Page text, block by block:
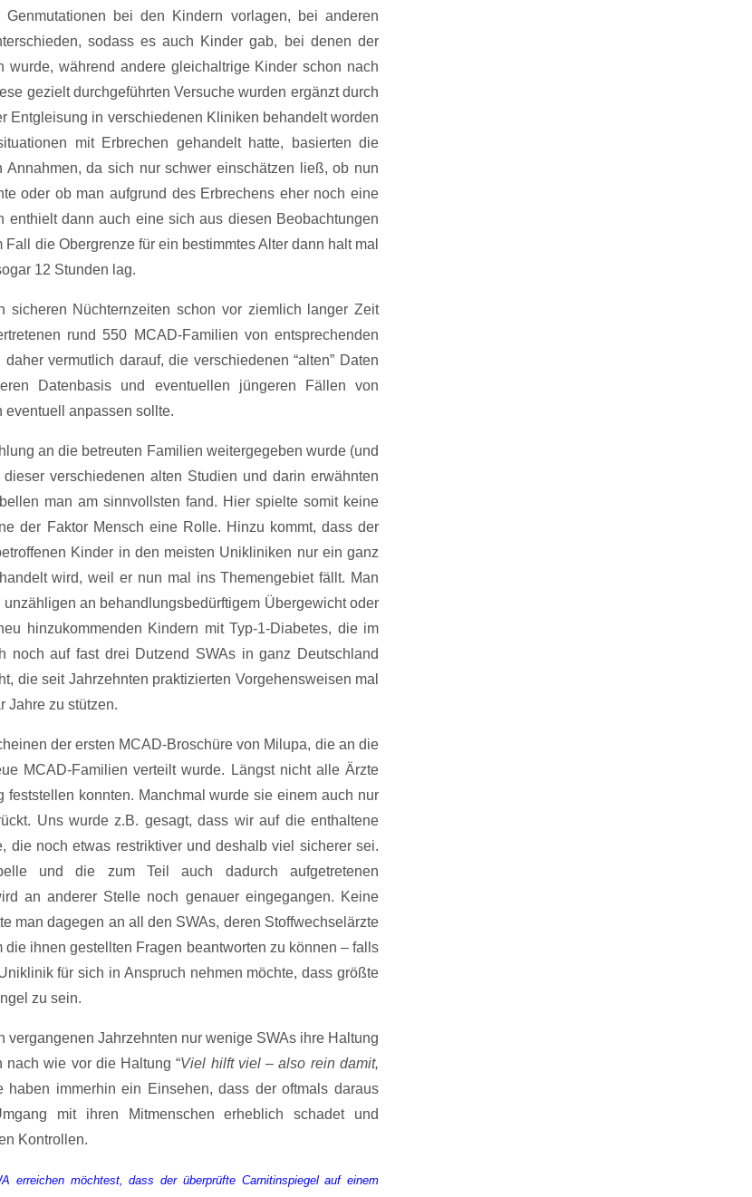
bei den Kindern vorlagen, bei anderen
sodass es auch Kinder gab, bei denen der
während andere gleichaltrige Kinder schon nach
gezielt durchgeführten Versuche wurden ergänzt durch
Entgleisung in verschiedenen Kliniken behandelt worden
mit Erbrechen gehandelt hatte, basierten die
da sich nur schwer einschätzen ließ, ob nun
oder ob man aufgrund des Erbrechens eher noch eine
enthielt dann auch eine sich aus diesen Beobachtungen
die Obergrenze für ein bestimmtes Alter dann halt mal
12 Stunden lag.
Nüchternzeiten schon vor ziemlich langer Zeit
rund 550 MCAD-Familien von entsprechenden
vermutlich darauf, die verschiedenen “alten” Daten
Datenbasis und eventuellen jüngeren Fällen von
eventuell anpassen sollte.
an die betreuten Familien weitergegeben wurde (und
verschiedenen alten Studien und darin erwähnten
man am sinnvollsten fand. Hier spielte somit keine
der Faktor Mensch eine Rolle. Hinzu kommt, dass der
Kinder in den meisten Unikliniken nur ein ganz
wird, weil er nun mal ins Themengebiet fällt. Man
an behandlungsbedürftigem Übergewicht oder
hinzukommenden Kindern mit Typ-1-Diabetes, die im
noch auf fast drei Dutzend SWAs in ganz Deutschland
die seit Jahrzehnten praktizierten Vorgehensweisen mal
Jahre zu stützen.
der ersten MCAD-Broschüre von Milupa, die an die
MCAD-Familien verteilt wurde. Längst nicht alle Ärzte
konnten. Manchmal wurde sie einem auch nur
Uns wurde z.B. gesagt, dass wir auf die enthaltene
die noch etwas restriktiver und deshalb viel sicherer sei.
und die zum Teil auch dadurch aufgetretenen
an anderer Stelle noch genauer eingegangen. Keine
man dagegen an all den SWAs, deren Stoffwechselärzte
ihnen gestellten Fragen beantworten zu können – falls
für sich in Anspruch nehmen möchte, dass größte
zu sein.
vergangenen Jahrzehnten nur wenige SWAs ihre Haltung
nach wie vor die Haltung “Viel hilft viel – also rein damit,
haben immerhin ein Einsehen, dass der oftmals daraus
mit ihren Mitmenschen erheblich schadet und
Kontrollen.
erreichen möchtest, dass der überprüfte Carnitinspiegel auf einem